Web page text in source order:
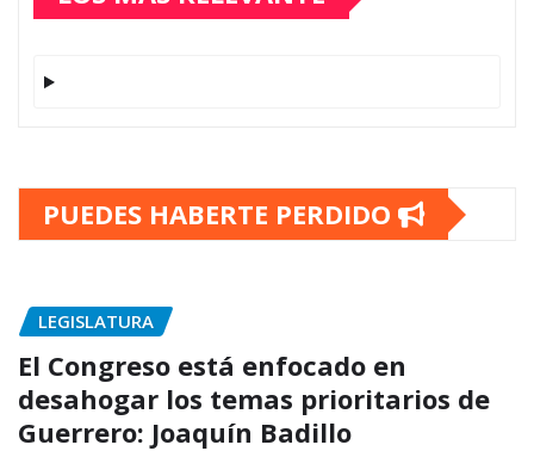
PUEDES HABERTE PERDIDO
LEGISLATURA
El Congreso está enfocado en
desahogar los temas prioritarios de
Guerrero: Joaquín Badillo